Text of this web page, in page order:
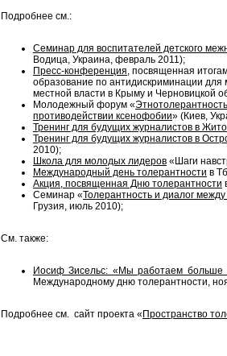
Подробнее см.:
Семинар для воспитателей детского
Водица, Украина, февраль 2011);
Пресс-конференция, посвященная
образование по антидискриминации
местной власти в Крыму и Черновицкой
Молодежный форум «
противодействии ксенофобии» (Киев,
Тренинг для будущих журналистов в
Тренинг для будущих журналистов в
2010);
Школа для молодых лидеров «Шаги
Международный день толерантности в
Акция, посвященная Дню толерантности
Семинар «Толерантность и диалог
Грузия, июль 2010);
См. также:
Иосиф Зисельс: «Мы работаем
Международному дню толерантности,
Подробнее см. сайт проекта « Пространство